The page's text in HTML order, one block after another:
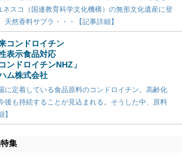
ネスコ（国連教育科学文化機構）の無形文化遺産に登
天然香料サプラ・・・【記事詳細】
コンドロイチン
表示食品対応
ンドロイチンNHZ」
ム株式会社
に定着している食品原料のコンドロイチン。高齢化
後も持続することが見込まれる。そうした中、原料
集